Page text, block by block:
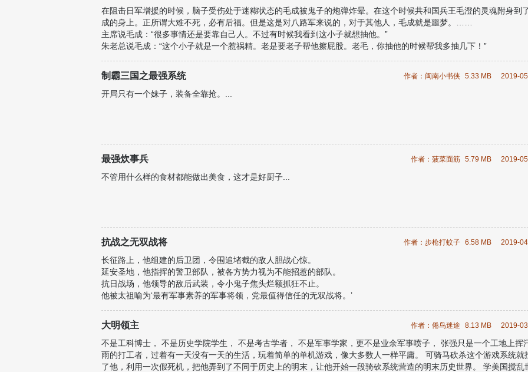
在阻击日军增援的时候，脑子受伤处于迷糊状态的毛成被鬼子的炮弹炸晕。在这个时候共和国兵王毛澄的灵魂附身到
成的身上。正所谓大难不死，必有后福。但是这是对八路军来说的，对于其他人，毛成就是噩梦。……
主席说毛成：“很多事情还是要靠自己人。不过有时候我看到这小子就想抽他。”
朱老总说毛成：“这个小子就是一个惹祸精。老是要老子帮他擦屁股。老毛，你抽他的时候帮我多抽几下！”
他，
制霸三国之最强系统 作者：闽南小书侠 5.33 MB 2019-
开局只有一个妹子，装备全靠抢。...
最强炊事兵 作者：菠菜面筋 5.79 MB 2019-
不管用什么样的食材都能做出美食，这才是好厨子...
抗战之无双战将 作者：步枪打蚊子 6.58 MB 2019-
长征路上，他组建的后卫团，令围追堵截的敌人胆战心惊。
延安圣地，他指挥的警卫部队，被各方势力视为不能招惹的部队。
抗日战场，他领导的敌后武装，令小鬼子焦头烂额抓狂不止。
他被太祖喻为‘最有军事素养的军事将领，党最值得信任的无双战将。’
大明领主 作者：倦鸟迷途 8.13 MB 2019-
不是工科博士， 不是历史学院学生， 不是考古学者， 不是军事学家，更不是业余军事喷子， 张强只是一个工地上挥
雨的打工者，过着有一天没有一天的生活，玩着简单的单机游戏，像大多数人一样平庸。 可骑马砍杀这个游戏系统就
了他，利用一次假死机，把他弄到了不同于历史上的明末，让他开始一段骑砍系统营造的明末历史世界。 学美国搅乱